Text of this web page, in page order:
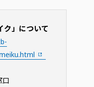
ク」について
口